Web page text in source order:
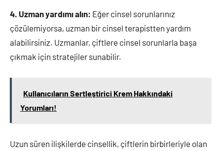
4. Uzman yardımı alın: Eğer cinsel sorunlarınız
çözülemiyorsa, uzman bir cinsel terapistten yardım
alabilirsiniz. Uzmanlar, çiftlere cinsel sorunlarla başa
çıkmak için stratejiler sunabilir.
Kullanıcıların Sertleştirici Krem Hakkındaki
Yorumları!
Uzun süren ilişkilerde cinsellik, çiftlerin birbirleriyle olan